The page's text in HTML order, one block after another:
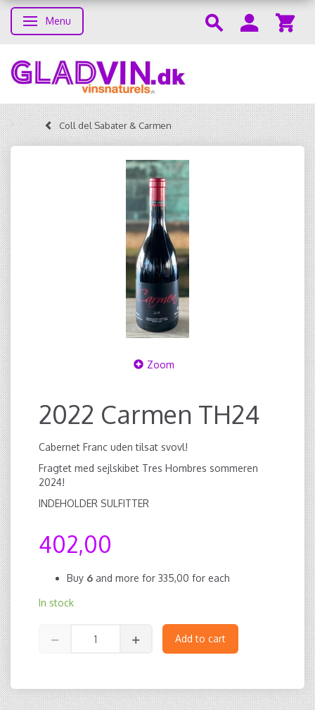
Toggle navigation
Menu
Coll del Sabater & Carmen
Zoom
2022 Carmen TH24
Cabernet Franc uden tilsat svovl!
Fragtet med sejlskibet Tres Hombres sommeren
2024!
INDEHOLDER SULFITTER
402,00
Buy 6 and more for 335,00 for each
In stock
Add to cart